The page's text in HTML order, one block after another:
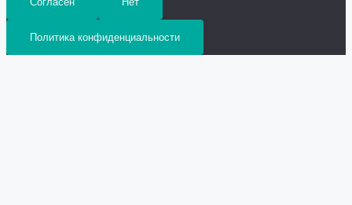
Политика конфиденциальности